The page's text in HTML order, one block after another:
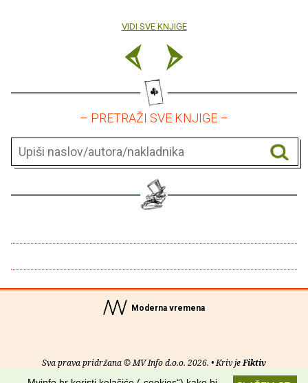
VIDI SVE KNJIGE
– PRETRAŽI SVE KNJIGE –
Moderna vremena
Sva prava pridržana © MV Info d.o.o. 2026. • Kriv jeFiktiv